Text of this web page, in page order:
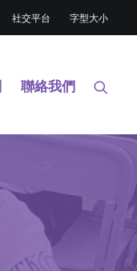
社交平台 字型大小
聯絡我們